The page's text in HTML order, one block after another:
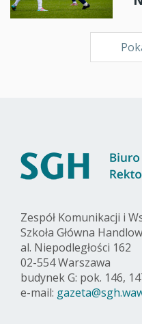
Zespół Komunikacji i
Szkoła Główna
al. Niepodległości 162
02-554 Warszawa
budynek G: pok. 146,
e-mail: